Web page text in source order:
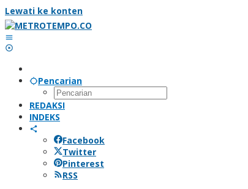
Lewati ke konten
Pencarian
REDAKSI
INDEKS
Facebook
Twitter
Pinterest
RSS